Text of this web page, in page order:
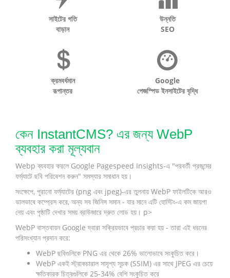
সাইটের গতি
বাড়ান
উন্নতি
SEO
ক্রমবর্ধমান
রূপান্তর
Google
পেজস্পিড ইনসাইটের বৃদ্ধি
কেন InstantCMS? এর জন্য WebP
ব্যবহার করা মূল্যবান
Webp ব্যবহার করলে Google Pagespeed Insights-এ "পরবর্তী প্রজন্মের
ফর্ম্যাটে ছবি পরিবেশন করুন" সমস্যার সমাধান হয়।
সংক্ষেপে, পুরানো ফর্ম্যাটের (png এবং jpeg)-এর তুলনায় WebP ফাইলটিকে আরও
ভালভাবে কম্প্রেস করে, অন্য সব জিনিস সমান - যার মানে এটি হোস্টিং-এ কম জায়গা
নেয় এবং পৃষ্ঠাটি দেখার সময় ব্রাউজারে দ্রুত লোড হয়। p>
WebP বাস্তবায়ন Google দ্বারা সক্রিয়ভাবে প্রচার করা হয় - তারা এই ধরনের
পরিসংখ্যান প্রদান করে:
WebP ছবিগুলিকে PNG এর থেকে 26% ভালোভাবে সংকুচিত করে।
WebP একই স্ট্রাকচারাল সাদৃশ্য সূচক (SSIM) এর সাথে JPEG এর চেয়ে
ক্ষতিকারক চিত্রগুলিকে 25-34% বেশি সংকুচিত করে